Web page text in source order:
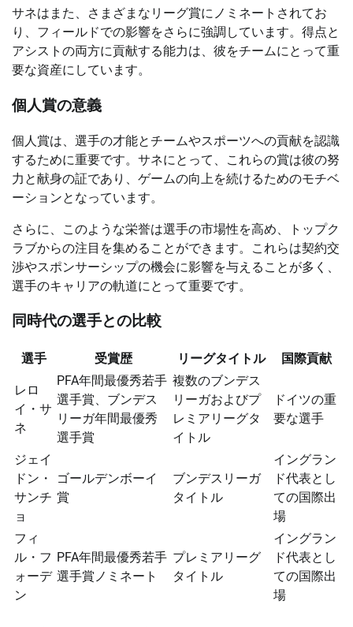
サネはまた、さまざまなリーグ賞にノミネートされてお
り、フィールドでの影響をさらに強調しています。得点と
アシストの両方に貢献する能力は、彼をチームにとって重
要な資産にしています。
個人賞の意義
個人賞は、選手の才能とチームやスポーツへの貢献を認識
するために重要です。サネにとって、これらの賞は彼の努
力と献身の証であり、ゲームの向上を続けるためのモチベ
ーションとなっています。
さらに、このような栄誉は選手の市場性を高め、トップク
ラブからの注目を集めることができます。これらは契約交
渉やスポンサーシップの機会に影響を与えることが多く、
選手のキャリアの軌道にとって重要です。
同時代の選手との比較
選手 受賞歴 リーグタイトル 国際貢献
レロ
イ・サ
ネ
PFA年間最優秀若手
選手賞、ブンデス
リーガ年間最優秀
選手賞
複数のブンデス
リーガおよびプ
レミアリーグタ
イトル
ドイツの重
要な選手
ジェイ
ドン・
サンチ
ョ
ゴールデンボーイ
賞
ブンデスリーガ
タイトル
イングラン
ド代表とし
ての国際出
場
フィ
ル・フ
ォーデ
ン
PFA年間最優秀若手
選手賞ノミネート
プレミアリーグ
タイトル
イングラン
ド代表とし
ての国際出
場